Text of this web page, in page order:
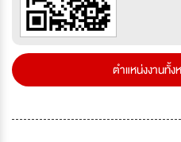
ตำแหน่งงานทั้